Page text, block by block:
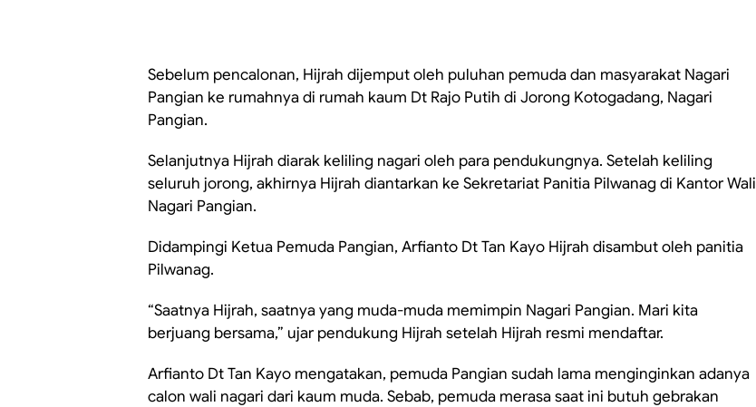
Sebelum pencalonan, Hijrah dijemput oleh puluhan pemuda dan masyarakat Nagari
Pangian ke rumahnya di rumah kaum Dt Rajo Putih di Jorong Kotogadang, Nagari
Pangian.
Selanjutnya Hijrah diarak keliling nagari oleh para pendukungnya. Setelah keliling
seluruh jorong, akhirnya Hijrah diantarkan ke Sekretariat Panitia Pilwanag di Kantor Wali
Nagari Pangian.
Didampingi Ketua Pemuda Pangian, Arfianto Dt Tan Kayo Hijrah disambut oleh panitia
Pilwanag.
“Saatnya Hijrah, saatnya yang muda-muda memimpin Nagari Pangian. Mari kita
berjuang bersama,” ujar pendukung Hijrah setelah Hijrah resmi mendaftar.
Arfianto Dt Tan Kayo mengatakan, pemuda Pangian sudah lama menginginkan adanya
calon wali nagari dari kaum muda. Sebab, pemuda merasa saat ini butuh gebrakan